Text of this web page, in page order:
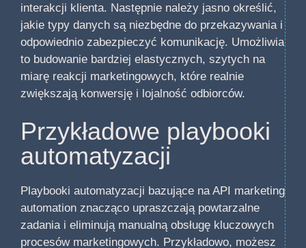
interakcji klienta. Następnie należy jasno określić,
jakie typy danych są niezbędne do przekazywania i
odpowiednio zabezpieczyć komunikację. Umożliwia
to budowanie bardziej elastycznych, szytych na
miarę reakcji marketingowych, które realnie
zwiększają konwersję i lojalność odbiorców.
Przykładowe playbooki
automatyzacji
Playbooki automatyzacji bazujące na API marketing
automation znacząco upraszczają powtarzalne
zadania i eliminują manualną obsługę kluczowych
procesów marketingowych. Przykładowo, możesz